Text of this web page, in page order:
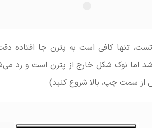
تنها کافی است به پترن جا افتاده
اما نوک شکل خارج از پترن است و رد
سمت چپ، بالا شروع کنید)